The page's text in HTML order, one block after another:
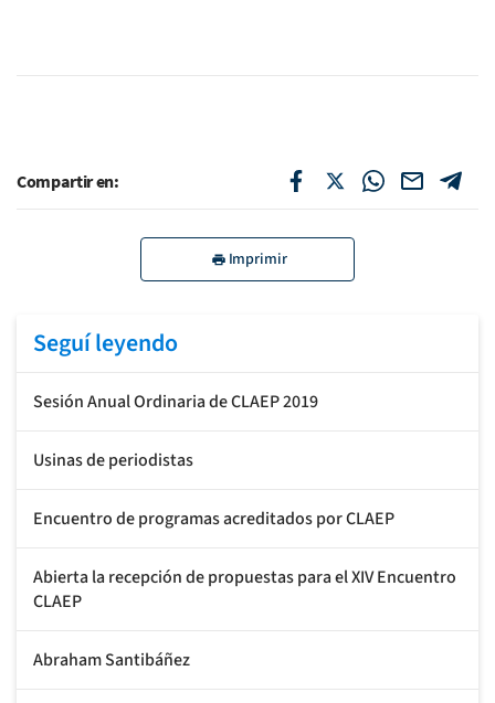
Compartir en:
Imprimir
Seguí leyendo
Sesión Anual Ordinaria de CLAEP 2019
Usinas de periodistas
Encuentro de programas acreditados por CLAEP
Abierta la recepción de propuestas para el XIV Encuentro
CLAEP
Abraham Santibáñez